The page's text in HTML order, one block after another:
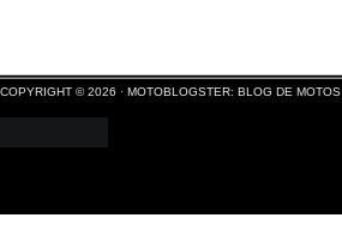
COPYRIGHT © 2026 · MOTOBLOGSTER: BLOG DE MOTOS